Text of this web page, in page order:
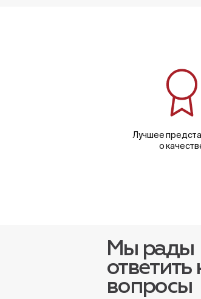
Лучшее
о
Мы рады
вопросы